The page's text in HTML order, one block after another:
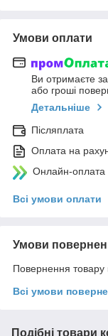
Умови оплати
Ви отримаєте
або гроші
Детальніше
Післяплата
Оплата на
Онлайн-оплата
Всі умови оплати
Умови
Повернення товару
Всі умови
Подібні товари